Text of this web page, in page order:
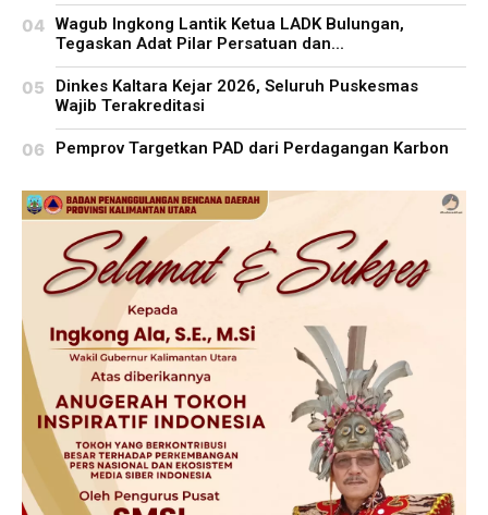
Wagub Ingkong Lantik Ketua LADK Bulungan,
Tegaskan Adat Pilar Persatuan dan...
Dinkes Kaltara Kejar 2026, Seluruh Puskesmas
Wajib Terakreditasi
Pemprov Targetkan PAD dari Perdagangan Karbon